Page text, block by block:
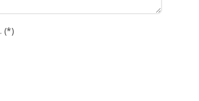
. (*)